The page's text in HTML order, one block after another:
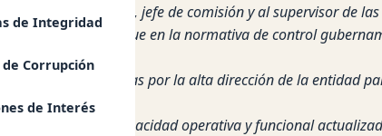
de Integridad
de Corrupción
de Interés
auditor encargado, jefe de comisión y al supervisor de
control se enmarque en la normativa de control
convocadas por la alta dirección de la entidad
mantener la capacidad operativa y funcional